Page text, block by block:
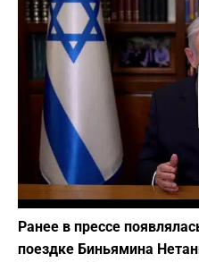
Ранее в прессе
поездке Биньямина